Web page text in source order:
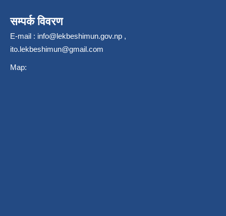
सम्पर्क विवरण
E-mail : info@lekbeshimun.gov.np ,
ito.lekbeshimun@gmail.com
Map: